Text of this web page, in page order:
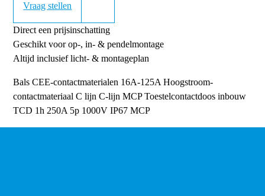
Vraag stellen
Direct een prijsinschatting
Geschikt voor op-, in- & pendelmontage
Altijd inclusief licht- & montageplan
Bals CEE-contactmaterialen 16A-125A Hoogstroom-
contactmateriaal C lijn C-lijn MCP Toestelcontactdoos inbouw
TCD 1h 250A 5p 1000V IP67 MCP